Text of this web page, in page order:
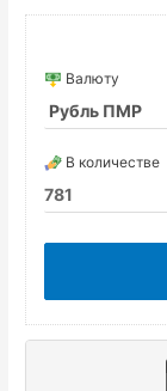
Валюту
В количестве